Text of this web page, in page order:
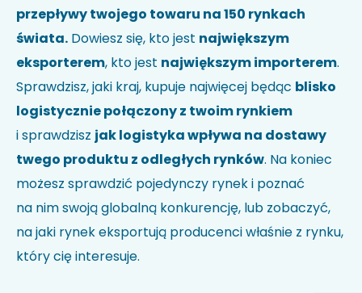
przepływy twojego towaru na 150 rynkach
świata. Dowiesz się, kto jest największym
eksporterem, kto jest największym importerem.
Sprawdzisz, jaki kraj, kupuje najwięcej będąc blisko
logistycznie połączony z twoim rynkiem
i sprawdzisz jak logistyka wpływa na dostawy
twego produktu z odległych rynków. Na koniec
możesz sprawdzić pojedynczy rynek i poznać
na nim swoją globalną konkurencję, lub zobaczyć,
na jaki rynek eksportują producenci właśnie z rynku,
który cię interesuje.